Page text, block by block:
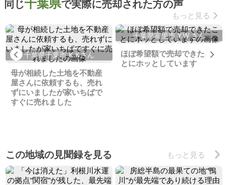
同じ で実際に売却された方の声
もっと見る
Previous
千葉県千葉市 K.Kさん
母が相続した土地を不動産
屋さんに依頼するも、売れ
ずにいましたが家いちばで
すぐに売れました
千葉県富里市 Y.W.さん
ほぼ希望額で売却できたこ
とにホッとしています
この地域の見聞録を見る もっと見る